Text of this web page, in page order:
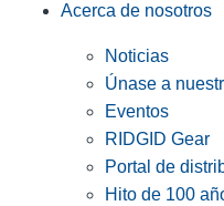
Acerca de nosotros
Noticias
Únase a
Eventos
RIDGID Gear
Portal de
Hito de 100